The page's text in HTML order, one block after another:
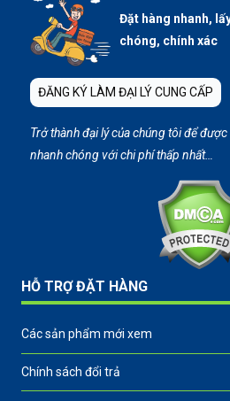
Đặt hàng nhanh,
chóng, chính xác
ĐĂNG KÝ LÀM ĐẠI LÝ CUNG CẤP
Trở thành đại lý của chúng tôi để
nhanh chóng với chi phí thấp nhất…
HỖ TRỢ ĐẶT HÀNG
Các sản phẩm mới xem
Chính sách đổi trả